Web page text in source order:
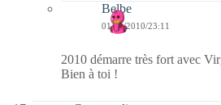
Belbe
01/01/2010/23:11
2010 démarre très fort avec
Bien à toi !